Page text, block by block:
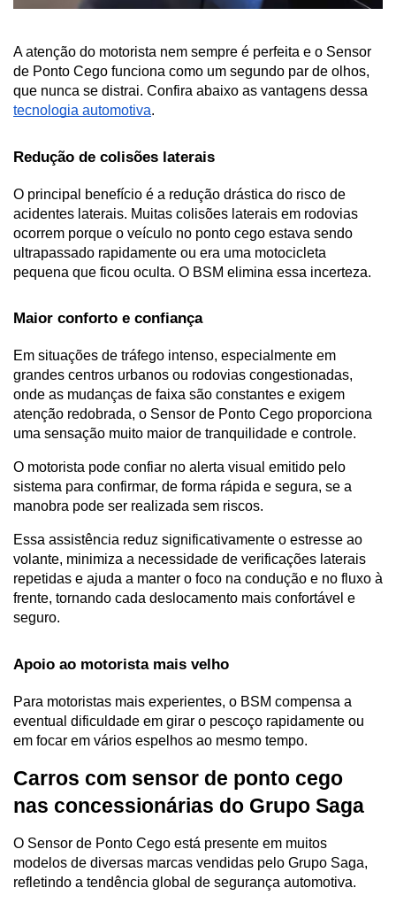
A atenção do motorista nem sempre é perfeita e o Sensor
de Ponto Cego funciona como um segundo par de olhos,
tecnologia automotiva.
Redução de colisões laterais
O principal benefício é a redução drástica do risco de
acidentes laterais. Muitas colisões laterais em rodovias
ocorrem porque o veículo no ponto cego estava sendo
ultrapassado rapidamente ou era uma motocicleta
pequena que ficou oculta. O BSM elimina essa incerteza.
Maior conforto e confiança
Em situações de tráfego intenso, especialmente em
grandes centros urbanos ou rodovias congestionadas,
onde as mudanças de faixa são constantes e exigem
atenção redobrada, o Sensor de Ponto Cego proporciona
uma sensação muito maior de tranquilidade e controle.
O motorista pode confiar no alerta visual emitido pelo
sistema para confirmar, de forma rápida e segura, se a
manobra pode ser realizada sem riscos.
Essa assistência reduz significativamente o estresse ao
volante, minimiza a necessidade de verificações laterais
repetidas e ajuda a manter o foco na condução e no fluxo à
frente, tornando cada deslocamento mais confortável e
seguro.
Apoio ao motorista mais velho
Para motoristas mais experientes, o BSM compensa a
eventual dificuldade em girar o pescoço rapidamente ou
em focar em vários espelhos ao mesmo tempo.
Carros com sensor de ponto cego
nas concessionárias do Grupo Saga
O Sensor de Ponto Cego está presente em muitos
modelos de diversas marcas vendidas pelo Grupo Saga,
refletindo a tendência global de segurança automotiva.